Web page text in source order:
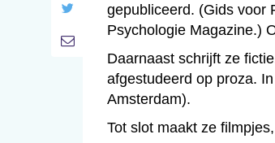
gepubliceerd. (Gids voor
Psychologie Magazine.)
Daarnaast schrijft ze
afgestudeerd op proza.
Amsterdam).
Tot slot maakt ze